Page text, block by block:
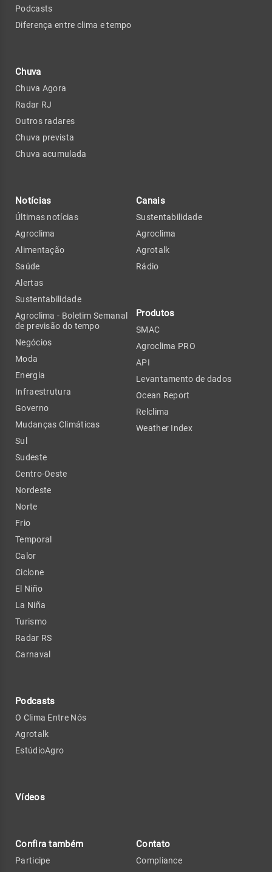
Podcasts
Diferença entre clima e tempo
Chuva
Chuva Agora
Radar RJ
Outros radares
Chuva prevista
Chuva acumulada
Notícias
Últimas notícias
Agroclima
Alimentação
Saúde
Alertas
Sustentabilidade
Agroclima - Boletim Semanal
de previsão do tempo
Negócios
Moda
Energia
Infraestrutura
Governo
Mudanças Climáticas
Sul
Sudeste
Centro-Oeste
Nordeste
Norte
Frio
Temporal
Calor
Ciclone
El Niño
La Niña
Turismo
Radar RS
Carnaval
Podcasts
O Clima Entre Nós
Agrotalk
EstúdioAgro
Vídeos
Canais
Sustentabilidade
Agroclima
Agrotalk
Rádio
Produtos
SMAC
Agroclima PRO
API
Levantamento de dados
Ocean Report
Relclima
Weather Index
Confira também
Participe
Contato
Compliance